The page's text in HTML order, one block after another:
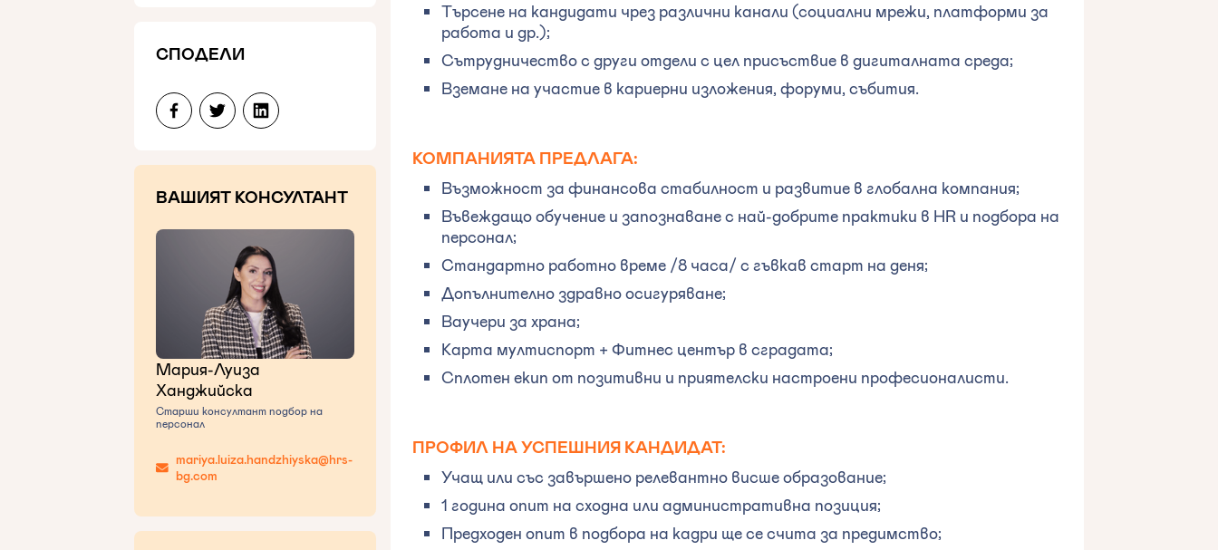
СПОДЕЛИ
ВАШИЯТ КОНСУЛТАНТ
Мария-Луиза
Ханджийска
Старши консултант подбор на
персонал
mariya.luiza.handzhiyska@hrs-
bg.com
Търсене на кандидати чрез различни канали (социални мрежи, платформи за
работа и др.);
Сътрудничество с други отдели с цел присъствие в дигиталната среда;
Вземане на участие в кариерни изложения, форуми, събития.
КОМПАНИЯТА ПРЕДЛАГА:
Възможност за финансова стабилност и развитие в глобална компания;
Въвеждащо обучение и запознаване с най-добрите практики в HR и подбора на
персонал;
Стандартно работно време /8 часа/ с гъвкав старт на деня;
Допълнително здравно осигуряване;
Ваучери за храна;
Карта мултиспорт + Фитнес център в сградата;
Сплотен екип от позитивни и приятелски настроени професионалисти.
ПРОФИЛ НА УСПЕШНИЯ КАНДИДАТ:
Учащ или със завършено релевантно висше образование;
1 година опит на сходна или административна позиция;
Предходен опит в подбора на кадри ще се счита за предимство;